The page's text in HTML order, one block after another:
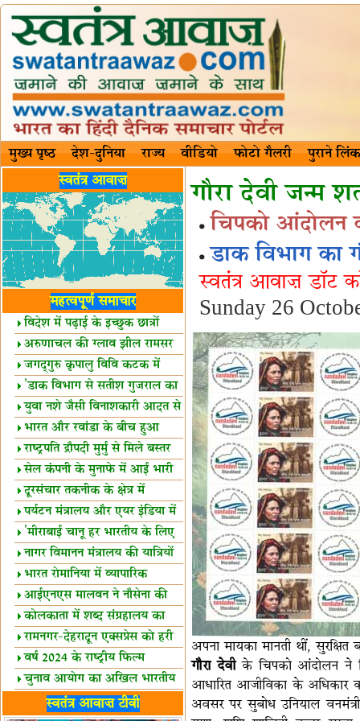
मुख्य पृष्ठ देश-दुनिया राज्य वीडियो फोटो गैलरी पुराने लिंक
स्वतंत्र आवाज़
महत्वपूर्ण समाचार
विदेश में पढ़ाई के इच्छुक छात्रों
केलिए खुशखबरी!
अरुणाचल की ग्लाव झील रामसर
स्थल घोषित
जगद्गुरु कृपालु विवि कटक में
शैक्षिक सत्र शुरू
'डाक विभाग से सतीश गुजराल का
रिश्ता गहरा'
युवा नशे जैसी विनाशकारी आदत से
दूर रहें-मोदी
भारत और रवांडा के बीच हुआ
व्यापार विस्तार
राष्ट्रपति द्रौपदी मुर्मु से मिले बस्तर
के प्रतिनिधि
सेल कंपनी के मुनाफे में आई भारी
उछाल!
दूरसंचार तकनीक के क्षेत्र में
उत्कृष्टता पुरस्कार
पर्यटन मंत्रालय और एयर इंडिया में
समझौता
'मीराबाई चानू हर भारतीय के लिए
प्रेरणा'
नागर विमानन मंत्रालय की यात्रियों
को सलाह
भारत रोमानिया में व्यापारिक
साझेदारियां
आईएनएस मालवन ने नौसेना की
ताकत बढ़ाई
कोलकाता में शब्द संग्रहालय का
उद्घाटन
रामनगर-देहरादून एक्सप्रेस को हरी
झंडीवर्ष 2024 के राष्ट्रीय फिल्म
पुरस्कारों की घोषणा
चुनाव आयोग का अखिल भारतीय
मीडिया सम्मेलन
भारत में केवड़े का अस्तित्‍व 24
स्वतंत्र आवाज़ टीवी
गौरा देवी जन्म
चिपको आंदोलन व
डाक विभाग का
स्वतंत्र आवाज़ डॉट
Sunday 26
अपना मायका मानती थीं, सुरक्षित
गौरा देवीके चिपको आंदोलन ने
आधारित आजीविका के अधिकार
अवसर पर सुबोध उनियाल वनमंत्री